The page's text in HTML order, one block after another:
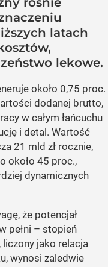
latach
lekowe.
około 0,75 proc.
dodanej brutto,
w całym łańcuchu
i detal. Wartość
21 mld zł rocznie,
około 45 proc.,
dynamicznych
że potencjał
pełni – stopień
jako relacja
wynosi zaledwie